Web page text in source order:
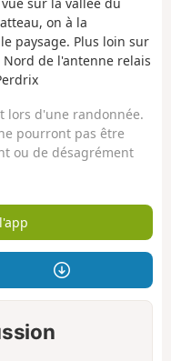
on à la
paysage. Plus loin sur
de l'antenne relais
lors d'une randonnée.
pourront pas être
ou de désagrément